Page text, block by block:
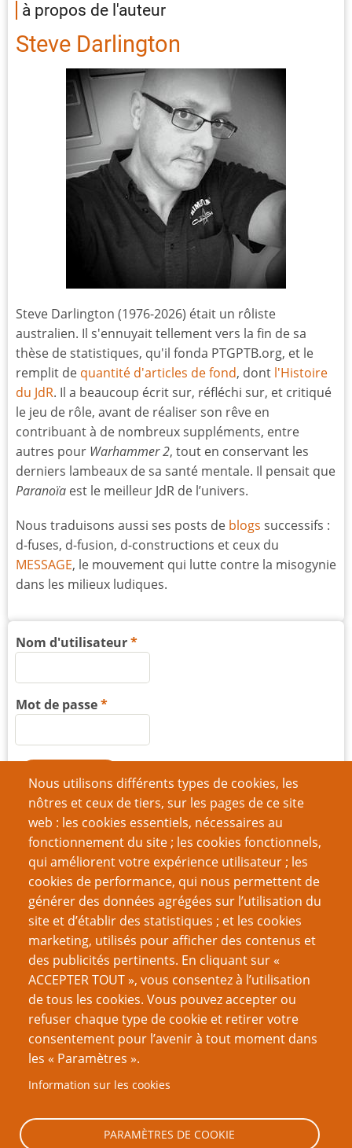
Nous utilisons différents types de cookies, les
nôtres et ceux de tiers, sur les pages de ce site
web : les cookies essentiels, nécessaires au
fonctionnement du site ; les cookies fonctionnels,
qui améliorent votre expérience utilisateur ; les
cookies de performance, qui nous permettent de
générer des données agrégées sur l’utilisation du
site et d’établir des statistiques ; et les cookies
marketing, utilisés pour afficher des contenus et
des publicités pertinents. En cliquant sur «
ACCEPTER TOUT », vous consentez à l’utilisation
de tous les cookies. Vous pouvez accepter ou
refuser chaque type de cookie et retirer votre
consentement pour l’avenir à tout moment dans
les « Paramètres ».
Information sur les cookies
PARAMÈTRES DE COOKIE
à propos de l'auteur
Steve Darlington
Steve Darlington (1976-2026) était un rôliste
australien. Il s'ennuyait tellement vers la fin de sa
thèse de statistiques, qu'il fonda PTGPTB.org, et le
remplit de quantité d'articles de fond, dont l'Histoire
du JdR. Il a beaucoup écrit sur, réfléchi sur, et critiqué
le jeu de rôle, avant de réaliser son rêve en
contribuant à de nombreux suppléments, entre
autres pour Warhammer 2, tout en conservant les
derniers lambeaux de sa santé mentale. Il pensait que
Paranoïa est le meilleur JdR de l’univers.
Nous traduisons aussi ses posts de blogs successifs :
d-fuses, d-fusion, d-constructions et ceux du
MESSAGE, le mouvement qui lutte contre la misogynie
dans les milieux ludiques.
Nom d'utilisateur
Mot de passe
Créer un nouveau compte
Réinitialiser votre mot de passe
Du même auteur
J’ai gagné un prix
Je suis un émulateur
On ferait de très bons animaux de compagnie
Sans dessus-dessous (systèmes)
Tout le monde est magique
Rapport de mission
Les jeux en une page sont-ils sans valeur ?
Défi du gamer : un jeu par saison
Pagination 1
Page
suivante
››